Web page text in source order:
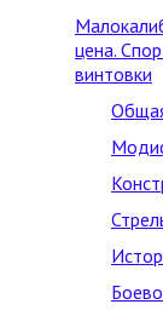
цена.
винтовки